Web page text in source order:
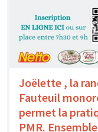
Joëlette , la
Fauteuil
permet la
PMR.